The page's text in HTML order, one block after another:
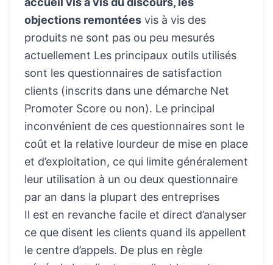
objections remontées vis à vis des
produits ne sont pas ou peu mesurés
actuellement Les principaux outils utilisés
sont les questionnaires de satisfaction
clients (inscrits dans une démarche Net
Promoter Score ou non). Le principal
inconvénient de ces questionnaires sont le
coût et la relative lourdeur de mise en place
et d’exploitation, ce qui limite généralement
leur utilisation à un ou deux questionnaire
par an dans la plupart des entreprises
Il est en revanche facile et direct d’analyser
ce que disent les clients quand ils appellent
le centre d’appels. De plus en règle